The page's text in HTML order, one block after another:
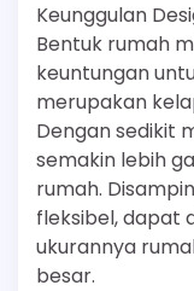
Keunggulan
Bentuk rumah
keuntungan
merupakan
Dengan sedikit
semakin lebih
rumah.
fleksibel, dapat
ukurannya
besar.